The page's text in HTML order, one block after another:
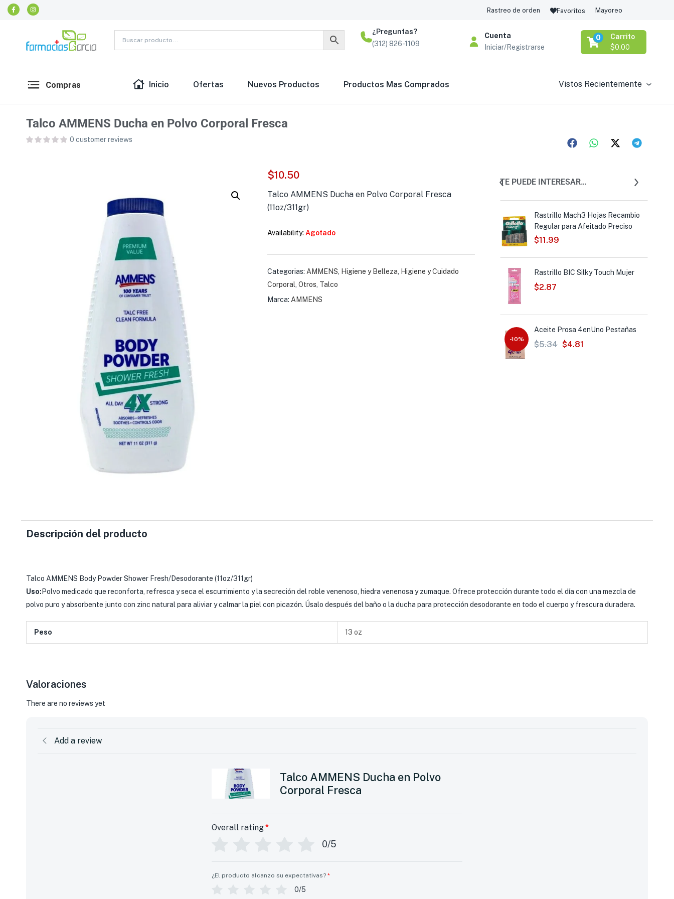
Rastreo de orden Favoritos Mayoreo
¿Preguntas?
(312) 826-1109
Cuenta
Iniciar/Registrarse
Carrito
0
$0.00
Compras Inicio Ofertas Nuevos Productos Productos Mas Comprados Vistos Recientemente
Talco AMMENS Ducha en Polvo Corporal Fresca
0 customer reviews
$10.50
Talco AMMENS Ducha en Polvo Corporal Fresca
(11oz/311gr)
Availability: Agotado
Categorias: AMMENS Higiene y Belleza
Higiene y Cuidado
Corporal ,Otros Talco
Marca: AMMENS
TE PUEDE INTERESAR…
Loción Brut Después de Afeitar
Rastrillo Mach3 Hojas Recambio
Regular para Afeitado Preciso
$11.99
Rastrillo BIC Silky Touch Mujer
$2.87
-10%
Aceite Prosa 4enUno Pestañas
$5.34 $4.81
Descripción del producto
Talco AMMENS Body Powder Shower Fresh/Desodorante (11oz/311gr)
Uso: Polvo medicado que reconforta, refresca y seca el escurrimiento y la secreción del roble venenoso, hiedra venenosa y zumaque. Ofrece protección durante todo el día con una mezcla de
polvo puro y absorbente junto con zinc natural para aliviar y calmar la piel con picazón. Úsalo después del baño o la ducha para protección desodorante en todo el cuerpo y frescura duradera.
Peso 13 oz
Valoraciones
There are no reviews yet
Add a review
Talco AMMENS Ducha en Polvo
Corporal Fresca
Overall rating*
0/5
¿El producto alcanzo su expectativas? *
0/5